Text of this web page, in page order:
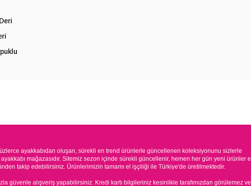
ayakkabıdan oluşan, sürekli en trend ürünlerle güncellenen koleksiyonunu sizlerle
ayakkabı mağazasıdır. Sitemiz sezon içinde sürekli güncellenir, hemen her gün yeni ürünler
takip edebilirsiniz. Ürünlerimizin tamamı el işçiliği ile Türkiye'de üretilmektedir.
güvenle alışveriş yapabilirsiniz. Kredi kartı bilgileriniz kesinlikle tarafımızdan görülemez